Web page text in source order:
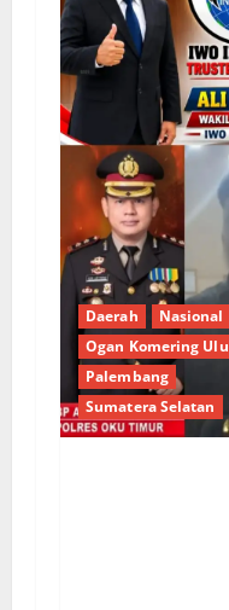
Daerah
Nasional
Ogan Komering Ulu
Palembang
Sumatera Selatan